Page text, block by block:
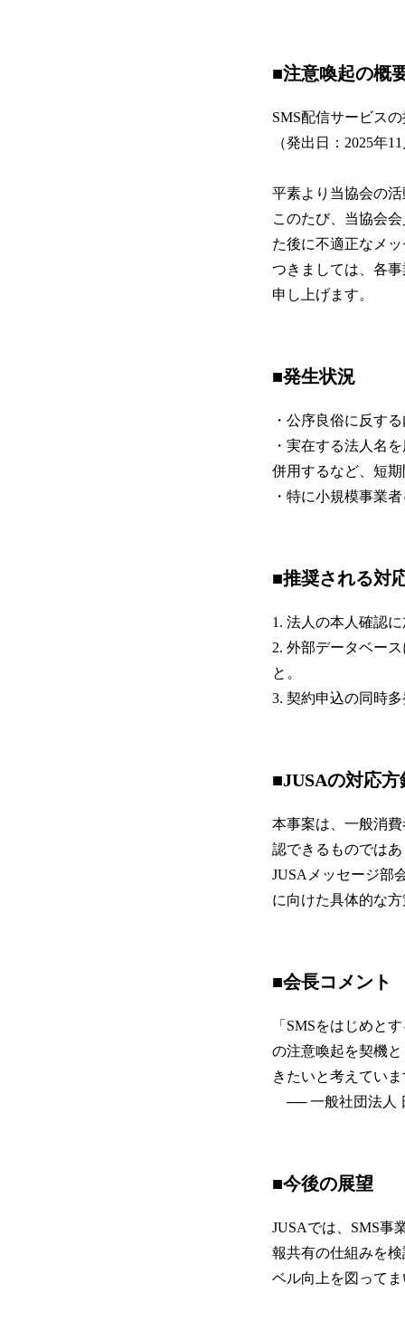
■注意喚起の概
SMS配信サービス
（発出日：2025年
平素より当協会の
このたび、当協会
た後に不適正なメ
つきましては、各
申し上げます。
■発生状況
・公序良俗に反す
・実在する法人名
併用するなど、短
・特に小規模事業
■推奨される対
1. 法人の本人確認
2. 外部データベー
と。
3. 契約申込の同時
■JUSAの対応方
本事案は、一般消
認できるものでは
JUSAメッセージ部
に向けた具体的な
■会長コメント
「SMSをはじめと
の注意喚起を契機
きたいと考えてい
── 一般社団法人
■今後の展望
JUSAでは、SMS事
報共有の仕組みを
ベル向上を図って